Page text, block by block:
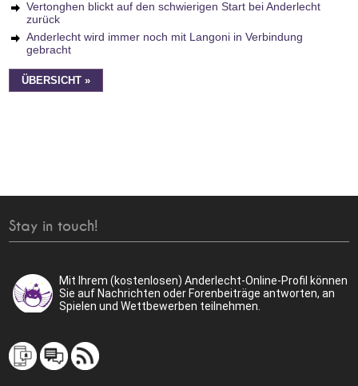
Vertonghen blickt auf den schwierigen Start bei Anderlecht
zurück
Anderlecht wird immer noch mit Langoni in Verbindung
gebracht
ÜBERSICHT »
Stay in touch!
Mit Ihrem (kostenlosen) Anderlecht-Online-Profil können
Sie auf Nachrichten oder Forenbeiträge antworten, an
Spielen und Wettbewerben teilnehmen.